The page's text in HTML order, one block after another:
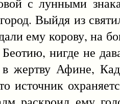
Выйдя из
ему корову, на
нигде не
жертву Афине,
источник